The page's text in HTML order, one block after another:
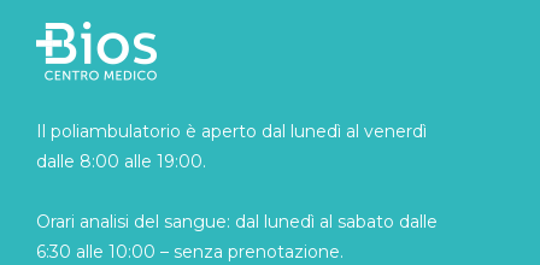
Il poliambulatorio è aperto dal lunedì al venerdì
dalle 8:00 alle 19:00.
Orari analisi del sangue: dal lunedì al sabato dalle
6:30 alle 10:00 – senza prenotazione.